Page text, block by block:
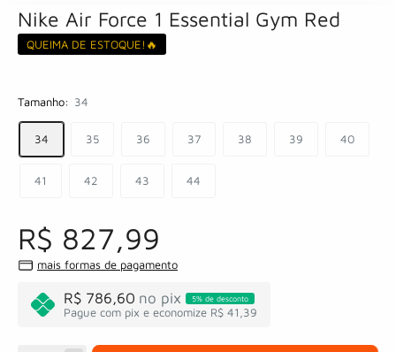
Nike Air Force 1 Essential Gym Red
QUEIMA DE ESTOQUE!🔥
Tamanho: 34
34 35 36 37 38 39 40
41 42 43 44
R$ 827,99
mais formas de pagamento
R$ 786,60 no pix 5% de desconto
Pague com pix e economize R$ 41,39